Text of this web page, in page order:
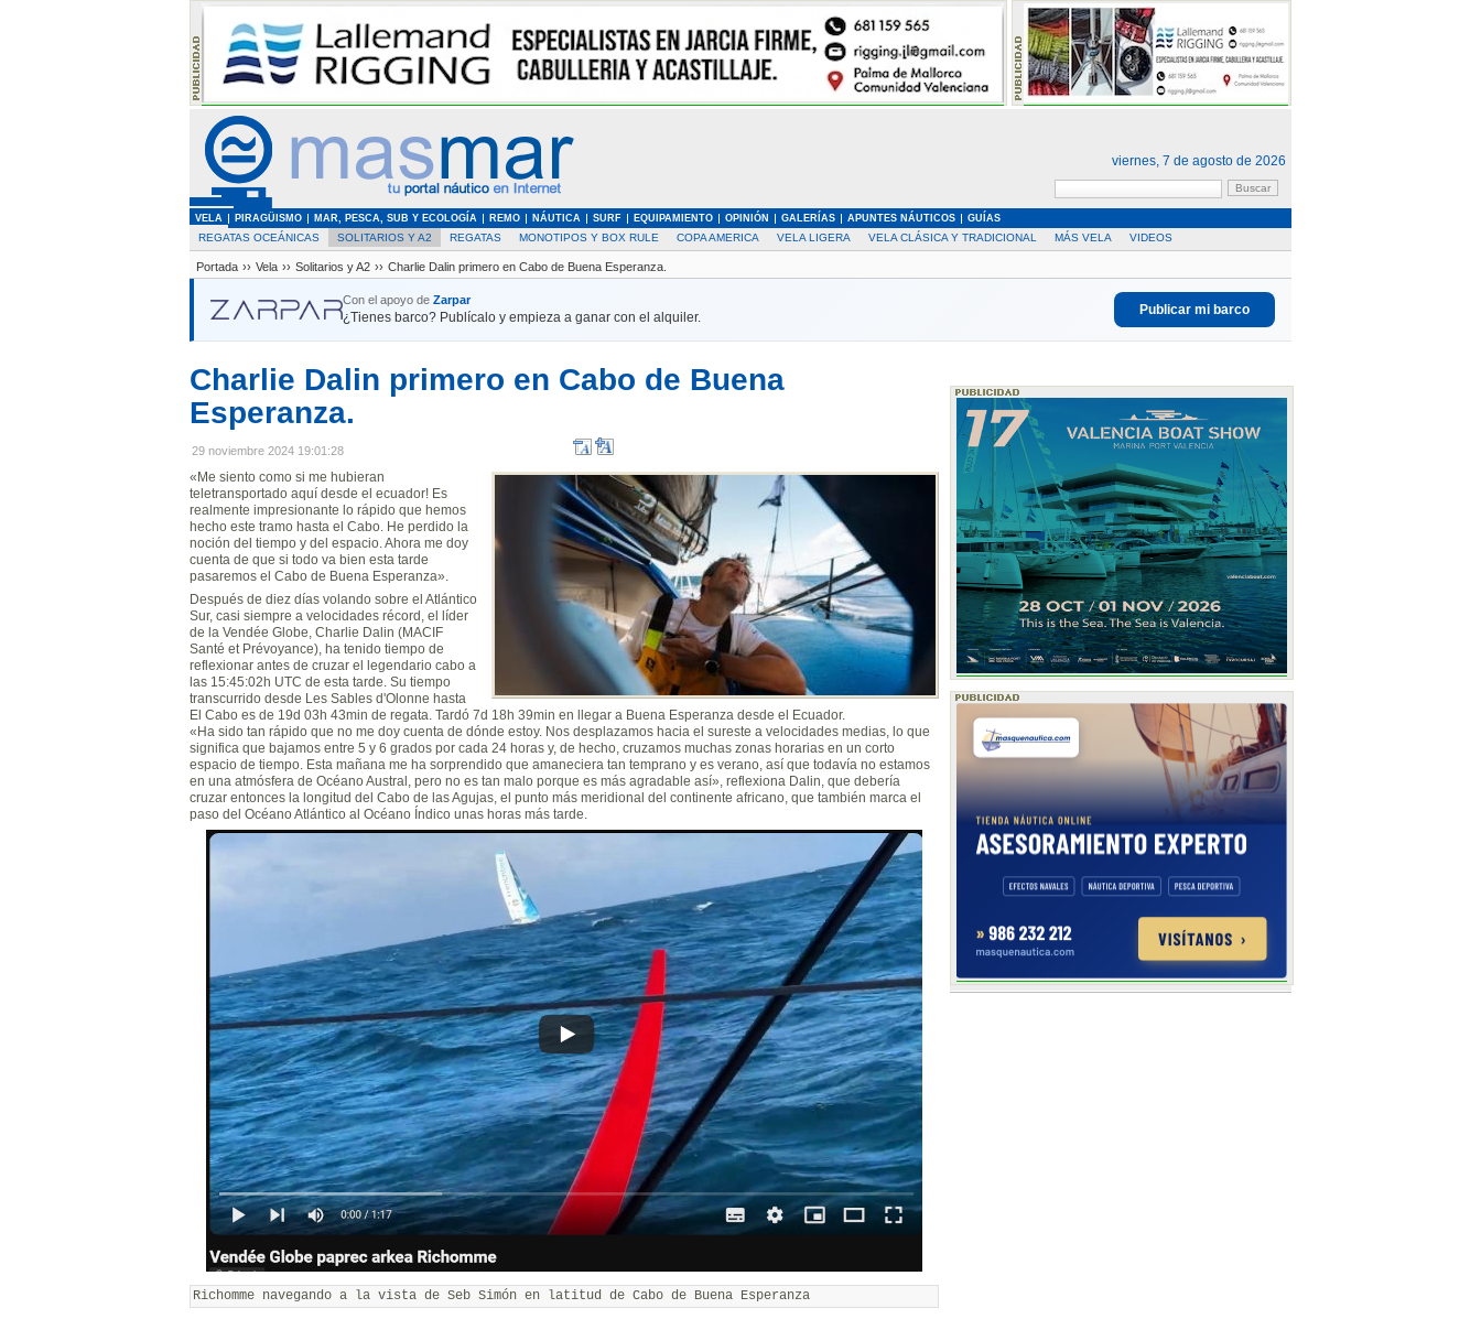
viernes, 7 de agosto de 2026
VELA PIRAGÜISMO MAR, PESCA, SUB Y ECOLOGÍA REMO NÁUTICA SURF EQUIPAMIENTO OPINIÓN GALERÍAS APUNTES NÁUTICOS GUÍAS
REGATAS OCEÁNICAS SOLITARIOS Y A2 REGATAS MONOTIPOS Y BOX RULE COPA AMERICA VELA LIGERA VELA CLÁSICA Y TRADICIONAL MÁS VELA VIDEOS
Portada ›› Vela ›› Solitarios y A2 ›› Charlie Dalin primero en Cabo de Buena Esperanza.
Con el apoyo de Zarpar
¿Tienes barco? Publícalo y empieza a ganar con el alquiler.
Publicar mi barco
Charlie Dalin primero en Cabo de Buena
Esperanza.
29 noviembre 2024 19:01:28
«Me siento como si me hubieran
teletransportado aquí desde el ecuador! Es
realmente impresionante lo rápido que hemos
hecho este tramo hasta el Cabo. He perdido la
noción del tiempo y del espacio. Ahora me doy
cuenta de que si todo va bien esta tarde
pasaremos el Cabo de Buena Esperanza».
Después de diez días volando sobre el Atlántico
Sur, casi siempre a velocidades récord, el líder
de la Vendée Globe, Charlie Dalin (MACIF
Santé et Prévoyance), ha tenido tiempo de
reflexionar antes de cruzar el legendario cabo a
las 15:45:02h UTC de esta tarde. Su tiempo
transcurrido desde Les Sables d'Olonne hasta
El Cabo es de 19d 03h 43min de regata. Tardó 7d 18h 39min en llegar a Buena Esperanza desde el Ecuador.
«Ha sido tan rápido que no me doy cuenta de dónde estoy. Nos desplazamos hacia el sureste a velocidades medias, lo que
significa que bajamos entre 5 y 6 grados por cada 24 horas y, de hecho, cruzamos muchas zonas horarias en un corto
espacio de tiempo. Esta mañana me ha sorprendido que amaneciera tan temprano y es verano, así que todavía no estamos
en una atmósfera de Océano Austral, pero no es tan malo porque es más agradable así», reflexiona Dalin, que debería
cruzar entonces la longitud del Cabo de las Agujas, el punto más meridional del continente africano, que también marca el
paso del Océano Atlántico al Océano Índico unas horas más tarde.